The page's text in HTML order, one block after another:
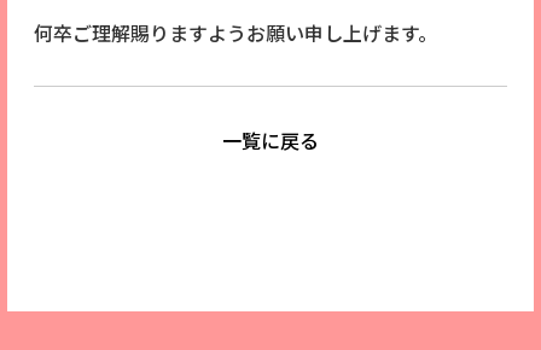
何卒ご理解賜りますようお願い申し上げます。
一覧に戻る